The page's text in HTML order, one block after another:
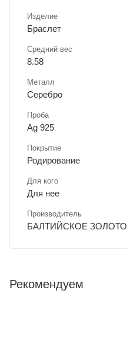
Изделие
Браслет
Средний вес
8.58
Металл
Серебро
Проба
Ag 925
Покрытие
Родирование
Для кого
Для нее
Производитель
БАЛТИЙСКОЕ ЗОЛОТО
Рекомендуем